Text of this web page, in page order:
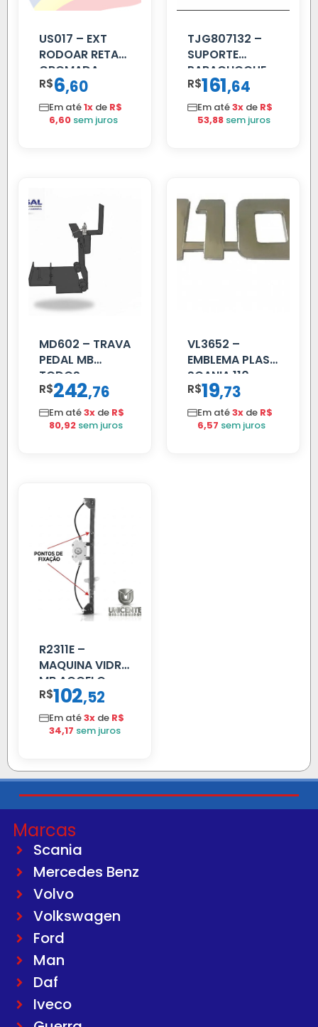
US017 – EXT
RODOAR RETA
CROMADA
R$6,60
Em até1x de R$
6,60 sem juros
TJG807132 –
SUPORTE
PARACHOQUE
VW 12.170 LD
R$161,64
Em até3x de R$
53,88 sem juros
MD602 – TRAVA
PEDAL MB
TODOS
R$242,76
Em até3x de R$
80,92 sem juros
VL3652 –
EMBLEMA PLAST
SCANIA 110
CROMADO
R$19,73
Em até3x de R$
6,57 sem juros
R2311E –
MAQUINA VIDRO
MB ACCELO
2002 ATE 2011
S/MOTOR LE
R$102,52
Em até3x de R$
34,17 sem juros
Marcas
Scania
Mercedes Benz
Volvo
Volkswagen
Ford
Man
Daf
Iveco